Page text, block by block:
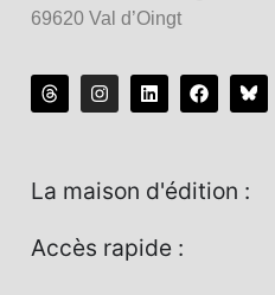
69620 Val d’Oingt
La maison d'édition :
Accès rapide :